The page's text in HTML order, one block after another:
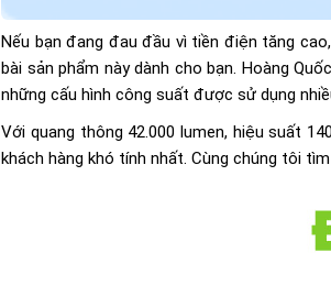
Nếu bạn đang đau đầu vì tiền điện tăng
bài sản phẩm này dành cho bạn. Hoàng
những cấu hình công suất được sử dụng
Với quang thông 42.000 lumen, hiệu suất
khách hàng khó tính nhất. Cùng chúng tôi